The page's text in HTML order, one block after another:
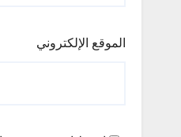
الموقع الإلكتروني